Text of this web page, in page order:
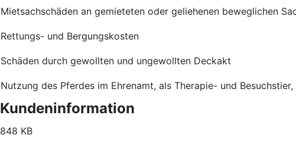
Mietsachschäden an gemieteten oder geliehenen beweglichen
Rettungs- und Bergungskosten
Schäden durch gewollten und ungewollten Deckakt
Nutzung des Pferdes im Ehrenamt, als Therapie- und
Kundeninformation
848 KB